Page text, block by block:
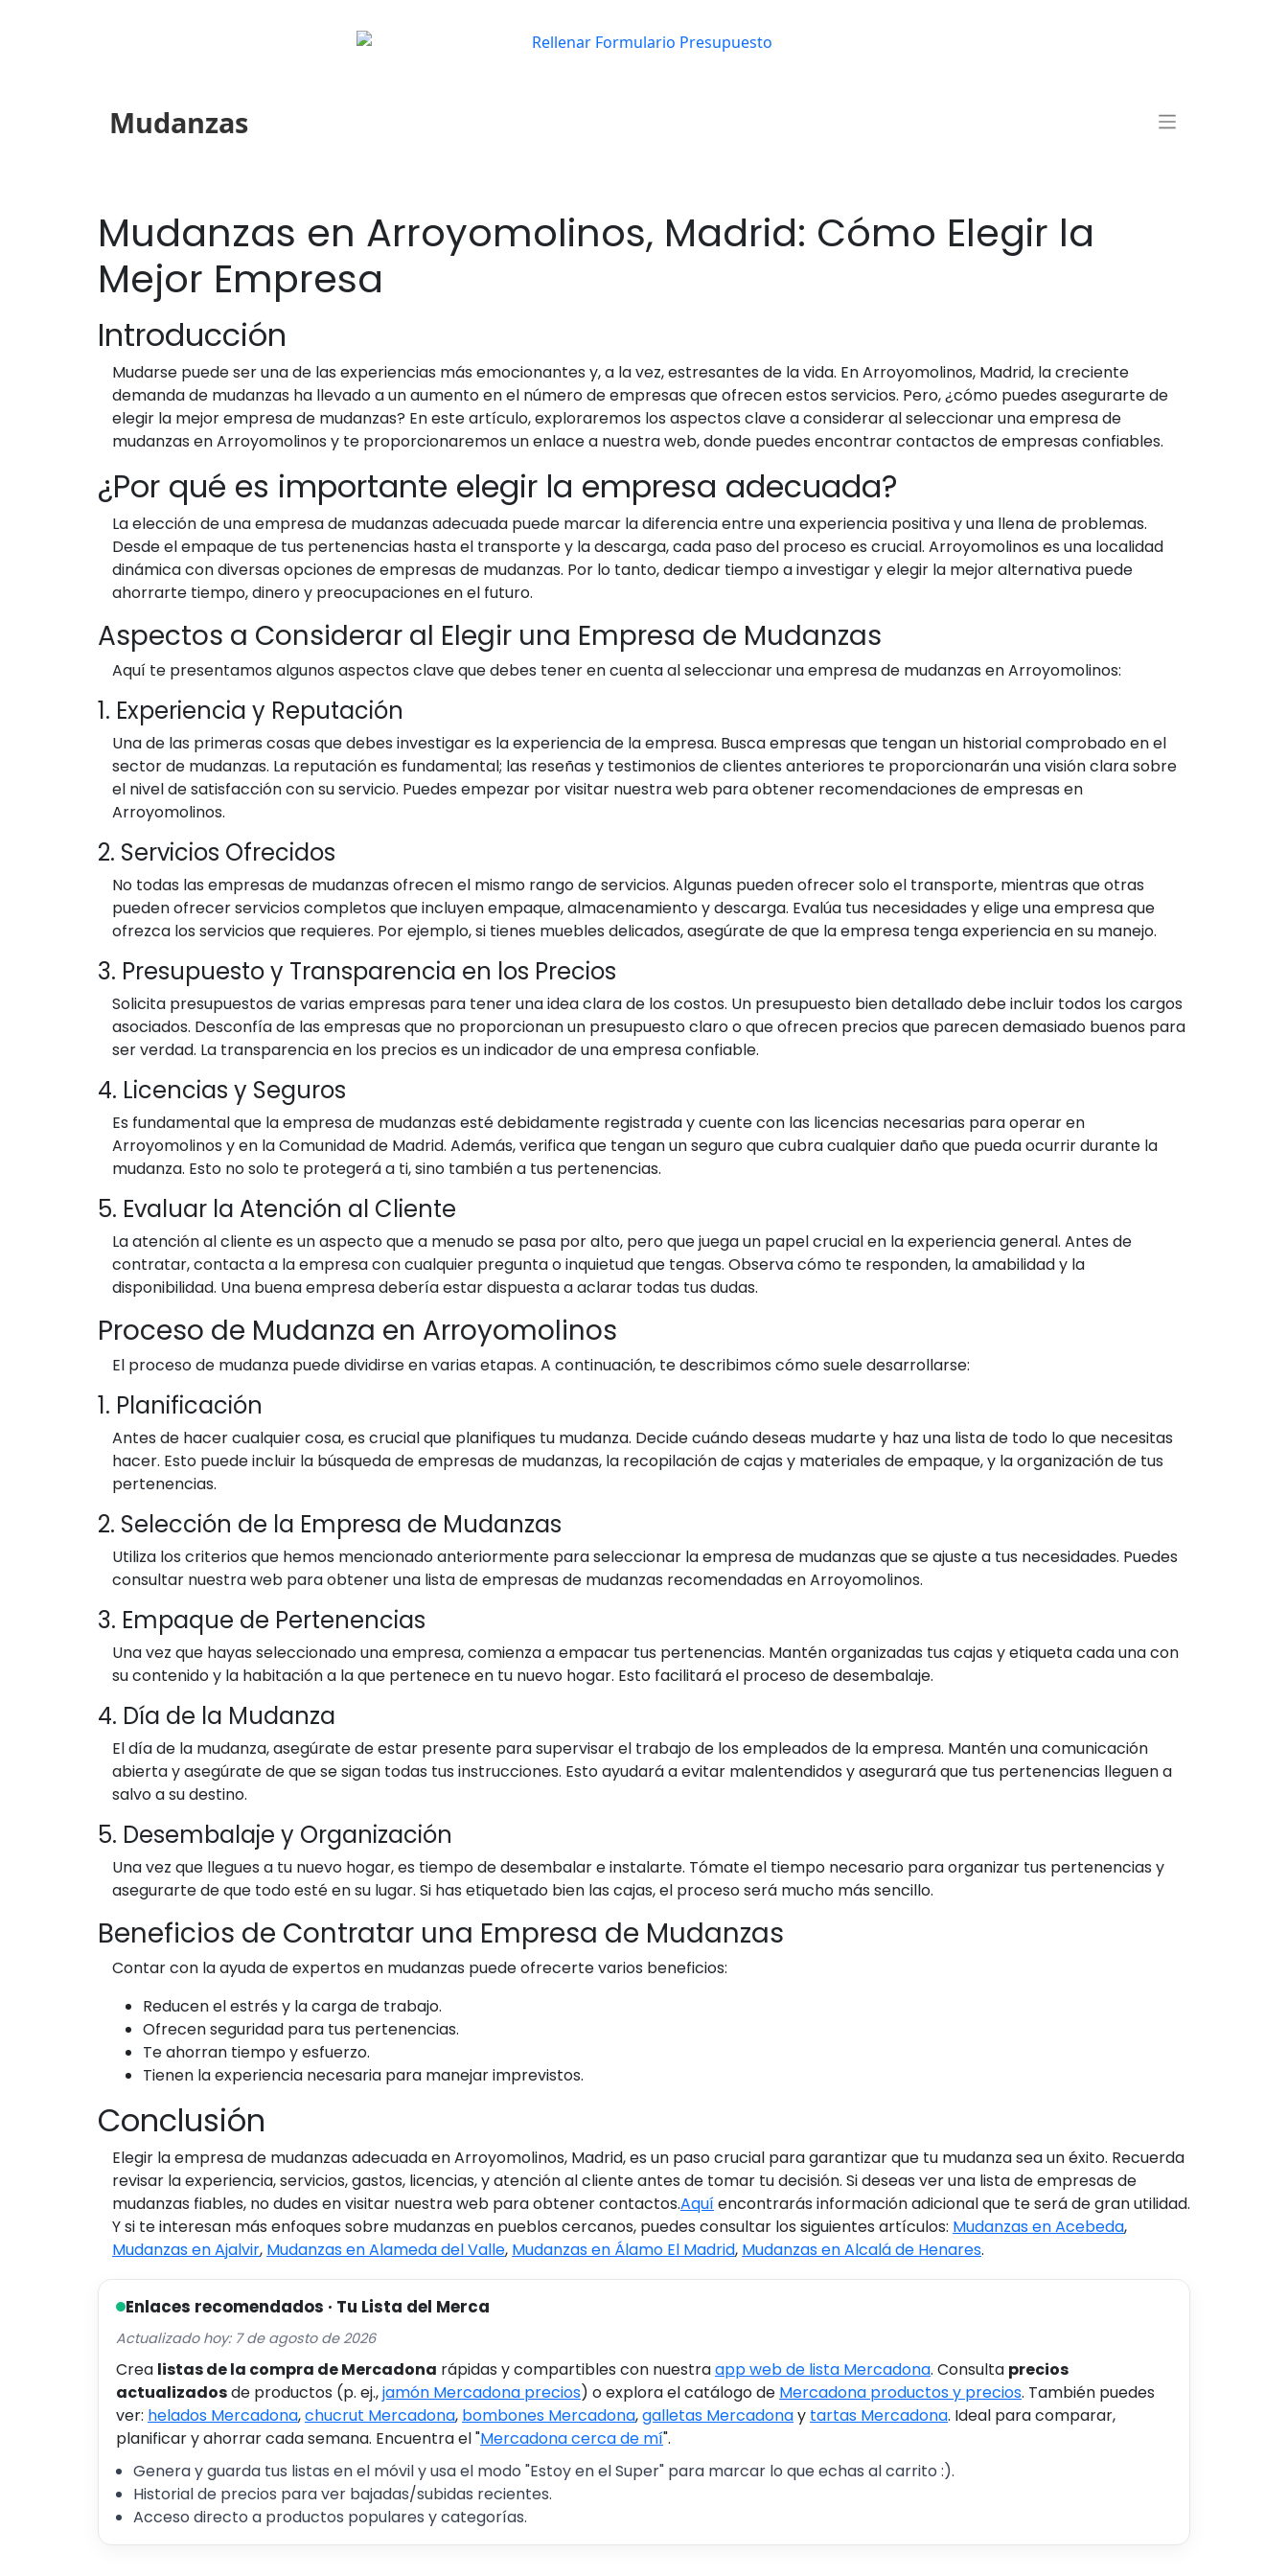
Mudanzas
Mudanzas en Arroyomolinos, Madrid: Cómo Elegir la
Mejor Empresa
Introducción
Mudarse puede ser una de las experiencias más emocionantes y, a la vez, estresantes de la vida. En Arroyomolinos, Madrid, la creciente
demanda de mudanzas ha llevado a un aumento en el número de empresas que ofrecen estos servicios. Pero, ¿cómo puedes asegurarte de
elegir la mejor empresa de mudanzas? En este artículo, exploraremos los aspectos clave a considerar al seleccionar una empresa de
mudanzas en Arroyomolinos y te proporcionaremos un enlace a nuestra web, donde puedes encontrar contactos de empresas confiables.
¿Por qué es importante elegir la empresa adecuada?
La elección de una empresa de mudanzas adecuada puede marcar la diferencia entre una experiencia positiva y una llena de problemas.
Desde el empaque de tus pertenencias hasta el transporte y la descarga, cada paso del proceso es crucial. Arroyomolinos es una localidad
dinámica con diversas opciones de empresas de mudanzas. Por lo tanto, dedicar tiempo a investigar y elegir la mejor alternativa puede
ahorrarte tiempo, dinero y preocupaciones en el futuro.
Aspectos a Considerar al Elegir una Empresa de Mudanzas
Aquí te presentamos algunos aspectos clave que debes tener en cuenta al seleccionar una empresa de mudanzas en Arroyomolinos:
1. Experiencia y Reputación
Una de las primeras cosas que debes investigar es la experiencia de la empresa. Busca empresas que tengan un historial comprobado en el
sector de mudanzas. La reputación es fundamental; las reseñas y testimonios de clientes anteriores te proporcionarán una visión clara sobre
el nivel de satisfacción con su servicio. Puedes empezar por visitar nuestra web para obtener recomendaciones de empresas en
Arroyomolinos.
2. Servicios Ofrecidos
No todas las empresas de mudanzas ofrecen el mismo rango de servicios. Algunas pueden ofrecer solo el transporte, mientras que otras
pueden ofrecer servicios completos que incluyen empaque, almacenamiento y descarga. Evalúa tus necesidades y elige una empresa que
ofrezca los servicios que requieres. Por ejemplo, si tienes muebles delicados, asegúrate de que la empresa tenga experiencia en su manejo.
3. Presupuesto y Transparencia en los Precios
Solicita presupuestos de varias empresas para tener una idea clara de los costos. Un presupuesto bien detallado debe incluir todos los cargos
asociados. Desconfía de las empresas que no proporcionan un presupuesto claro o que ofrecen precios que parecen demasiado buenos para
ser verdad. La transparencia en los precios es un indicador de una empresa confiable.
4. Licencias y Seguros
Es fundamental que la empresa de mudanzas esté debidamente registrada y cuente con las licencias necesarias para operar en
Arroyomolinos y en la Comunidad de Madrid. Además, verifica que tengan un seguro que cubra cualquier daño que pueda ocurrir durante la
mudanza. Esto no solo te protegerá a ti, sino también a tus pertenencias.
5. Evaluar la Atención al Cliente
La atención al cliente es un aspecto que a menudo se pasa por alto, pero que juega un papel crucial en la experiencia general. Antes de
contratar, contacta a la empresa con cualquier pregunta o inquietud que tengas. Observa cómo te responden, la amabilidad y la
disponibilidad. Una buena empresa debería estar dispuesta a aclarar todas tus dudas.
Proceso de Mudanza en Arroyomolinos
El proceso de mudanza puede dividirse en varias etapas. A continuación, te describimos cómo suele desarrollarse:
1. Planificación
Antes de hacer cualquier cosa, es crucial que planifiques tu mudanza. Decide cuándo deseas mudarte y haz una lista de todo lo que necesitas
hacer. Esto puede incluir la búsqueda de empresas de mudanzas, la recopilación de cajas y materiales de empaque, y la organización de tus
pertenencias.
2. Selección de la Empresa de Mudanzas
Utiliza los criterios que hemos mencionado anteriormente para seleccionar la empresa de mudanzas que se ajuste a tus necesidades. Puedes
consultar nuestra web para obtener una lista de empresas de mudanzas recomendadas en Arroyomolinos.
3. Empaque de Pertenencias
Una vez que hayas seleccionado una empresa, comienza a empacar tus pertenencias. Mantén organizadas tus cajas y etiqueta cada una con
su contenido y la habitación a la que pertenece en tu nuevo hogar. Esto facilitará el proceso de desembalaje.
4. Día de la Mudanza
El día de la mudanza, asegúrate de estar presente para supervisar el trabajo de los empleados de la empresa. Mantén una comunicación
abierta y asegúrate de que se sigan todas tus instrucciones. Esto ayudará a evitar malentendidos y asegurará que tus pertenencias lleguen a
salvo a su destino.
5. Desembalaje y Organización
Una vez que llegues a tu nuevo hogar, es tiempo de desembalar e instalarte. Tómate el tiempo necesario para organizar tus pertenencias y
asegurarte de que todo esté en su lugar. Si has etiquetado bien las cajas, el proceso será mucho más sencillo.
Beneficios de Contratar una Empresa de Mudanzas
Contar con la ayuda de expertos en mudanzas puede ofrecerte varios beneficios:
Reducen el estrés y la carga de trabajo.
Ofrecen seguridad para tus pertenencias.
Te ahorran tiempo y esfuerzo.
Tienen la experiencia necesaria para manejar imprevistos.
Conclusión
Elegir la empresa de mudanzas adecuada en Arroyomolinos, Madrid, es un paso crucial para garantizar que tu mudanza sea un éxito. Recuerda
revisar la experiencia, servicios, gastos, licencias, y atención al cliente antes de tomar tu decisión. Si deseas ver una lista de empresas de
mudanzas fiables, no dudes en visitar nuestra web para obtener contactos.Aquíencontrarás información adicional que te será de gran utilidad.
Y si te interesan más enfoques sobre mudanzas en pueblos cercanos, puedes consultar los siguientes artículos: Mudanzas en Acebeda,
Mudanzas en Ajalvir, Mudanzas en Alameda del Valle, Mudanzas en Álamo El Madrid, Mudanzas en Alcalá de Henares.
Enlaces recomendados · Tu Lista del Merca
Actualizado hoy: 7 de agosto de 2026
Crea listas de la compra de Mercadona rápidas y compartibles con nuestraapp web de lista Mercadona. Consulta precios
actualizadosde productos (p. ej.,jamón Mercadona precios) o explora el catálogo de Mercadona productos y precios. También puedes
ver: helados Mercadona,chucrut Mercadona, bombones Mercadona,galletas Mercadonay tartas Mercadona. Ideal para comparar,
planificar y ahorrar cada semana. Encuentra el "Mercadona cerca de mí".
Genera y guarda tus listas en el móvil y usa el modo "Estoy en el Super" para marcar lo que echas al carrito :).
Historial de precios para ver bajadas/subidas recientes.
Acceso directo a productos populares y categorías.